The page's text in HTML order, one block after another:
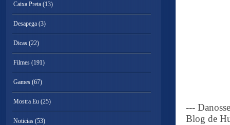
---
Blog de
Caixa Preta (13)
Desapega (3)
Dicas (22)
Filmes (191)
Games (67)
Mostra Eu (25)
Noticias (53)